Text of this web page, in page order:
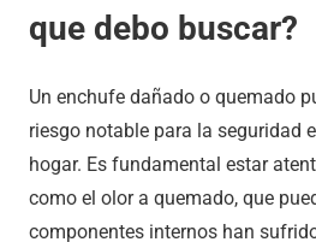
que debo buscar?
Un enchufe dañado o quemado
riesgo notable para la seguridad
hogar. Es fundamental estar
como el olor a quemado, que
componentes internos han